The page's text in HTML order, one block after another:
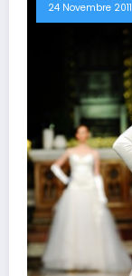
24 Novembre 2011